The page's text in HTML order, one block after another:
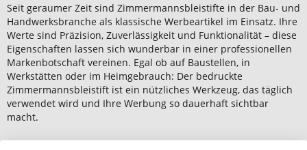
Seit geraumer Zeit sind Zimmermannsbleistifte in der Bau- und
Handwerksbranche als klassische Werbeartikel im Einsatz. Ihre
Werte sind Präzision, Zuverlässigkeit und Funktionalität – diese
Eigenschaften lassen sich wunderbar in einer professionellen
Markenbotschaft vereinen. Egal ob auf Baustellen, in
Werkstätten oder im Heimgebrauch: Der bedruckte
Zimmermannsbleistift ist ein nützliches Werkzeug, das täglich
verwendet wird und Ihre Werbung so dauerhaft sichtbar
macht.